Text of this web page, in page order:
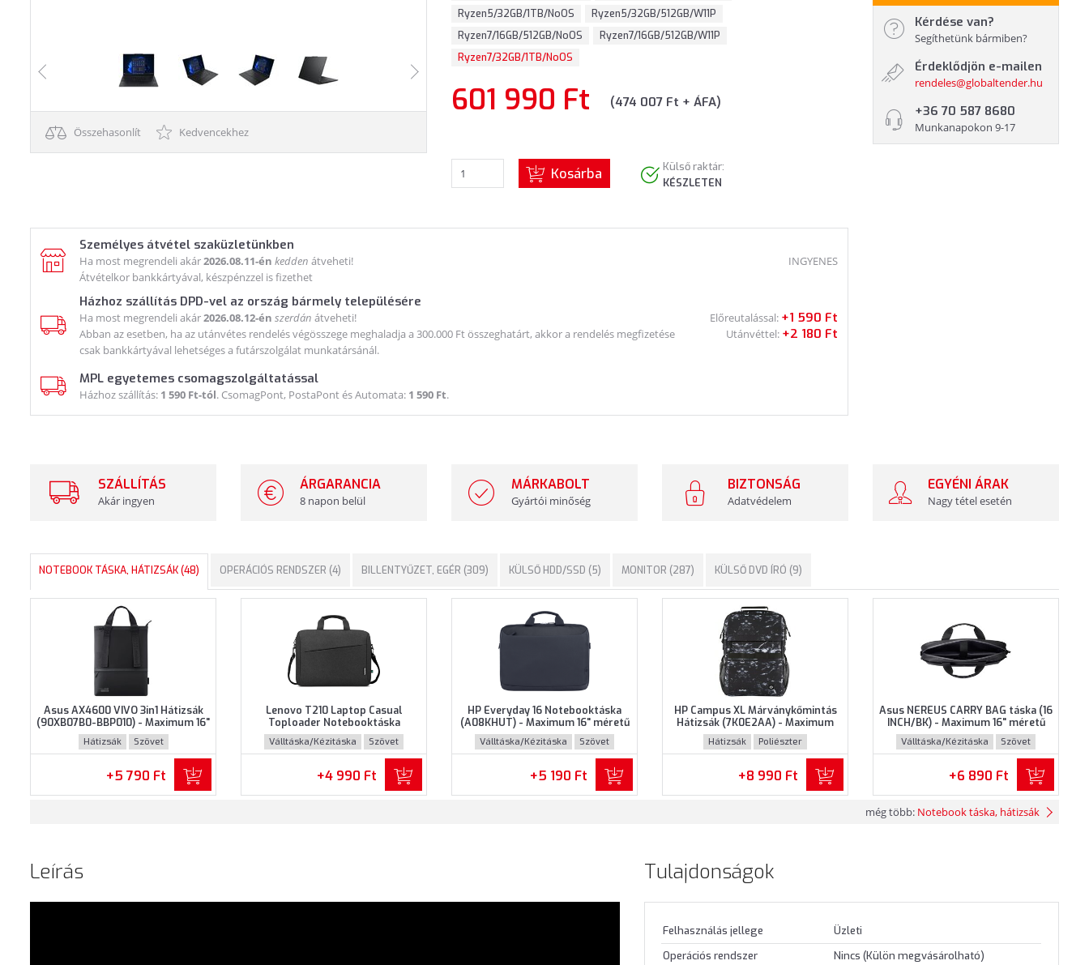
Összehasonlít Kedvencekhez
Ryzen5/32GB/1TB/NoOS
Ryzen5/32GB/512GB/W11P
Ryzen7/16GB/512GB/NoOS
Ryzen7/16GB/512GB/W11P
Ryzen7/32GB/1TB/NoOS
601 990 Ft (474 007 Ft + ÁFA)
Kosárba
Külső raktár:
KÉSZLETEN
Személyes átvétel szaküzletünkben
Ha most megrendeli akár2026.08.11-én kedden átveheti!
Átvételkor bankkártyával, készpénzzel is fizethet
INGYENES
Házhoz szállítás DPD-vel az ország bármely településére
Ha most megrendeli akár2026.08.12-én szerdán átveheti!
Abban az esetben, ha az utánvétes rendelés végösszege meghaladja a 300.000 Ft összeghatárt, akkor a rendelés megfizetése
csak bankkártyával lehetséges a futárszolgálat munkatársánál.
Előreutalással: +1 590 Ft
Utánvéttel: +2 180 Ft
MPL egyetemes csomagszolgáltatással
Házhoz szállítás: 1 590 Ft-tól. CsomagPont, PostaPont és Automata: 1 590 Ft.
Kérdése van?
Segíthetünk bármiben?
Érdeklődjön e-mailen
rendeles@globaltender.hu
+36 70 587 8680
Munkanapokon 9-17
SZÁLLÍTÁS
Akár ingyen
ÁRGARANCIA
8 napon belül
MÁRKABOLT
Gyártói minőség
BIZTONSÁG
Adatvédelem
EGYÉNI ÁRAK
Nagy tétel esetén
NOTEBOOK TÁSKA, HÁTIZSÁK (48) OPERÁCIÓS RENDSZER (4) BILLENTYŰZET, EGÉR (309) KÜLSŐ HDD/SSD (5) MONITOR (287) KÜLSŐ DVD ÍRÓ (9)
Asus AX4600 VIVO 3in1 Hátizsák
(90XB07B0-BBP010) - Maximum 16"
méretű notebookokhoz - Fekete
színben
Hátizsák Szövet
+5 790 Ft
Lenovo T210 Laptop Casual
Toploader Notebooktáska
(GX41L83769) - Maximum 15.6"
méretű notebookokhoz - Fekete
színben
Válltáska/Kézitáska Szövet
+4 990 Ft
HP Everyday 16 Notebooktáska
(A08KHUT) - Maximum 16" méretű
notebookokhoz - Szürke színben
Válltáska/Kézitáska Szövet
+5 190 Ft
HP Campus XL Márványkőmintás
Hátizsák (7K0E2AA) - Maximum
16.1" méretű notebookokhoz,
Márványkőmintás színben
Hátizsák Poliészter
+8 990 Ft
Asus NEREUS CARRY BAG táska (16
INCH/BK) - Maximum 16" méretű
notebookokhoz, Fekete színben
Válltáska/Kézitáska Szövet
+6 890 Ft
még több: Notebook táska, hátizsák
Leírás Tulajdonságok
Felhasználás jellege
Üzleti
Operációs rendszer
Nincs (Külön megvásárolható)